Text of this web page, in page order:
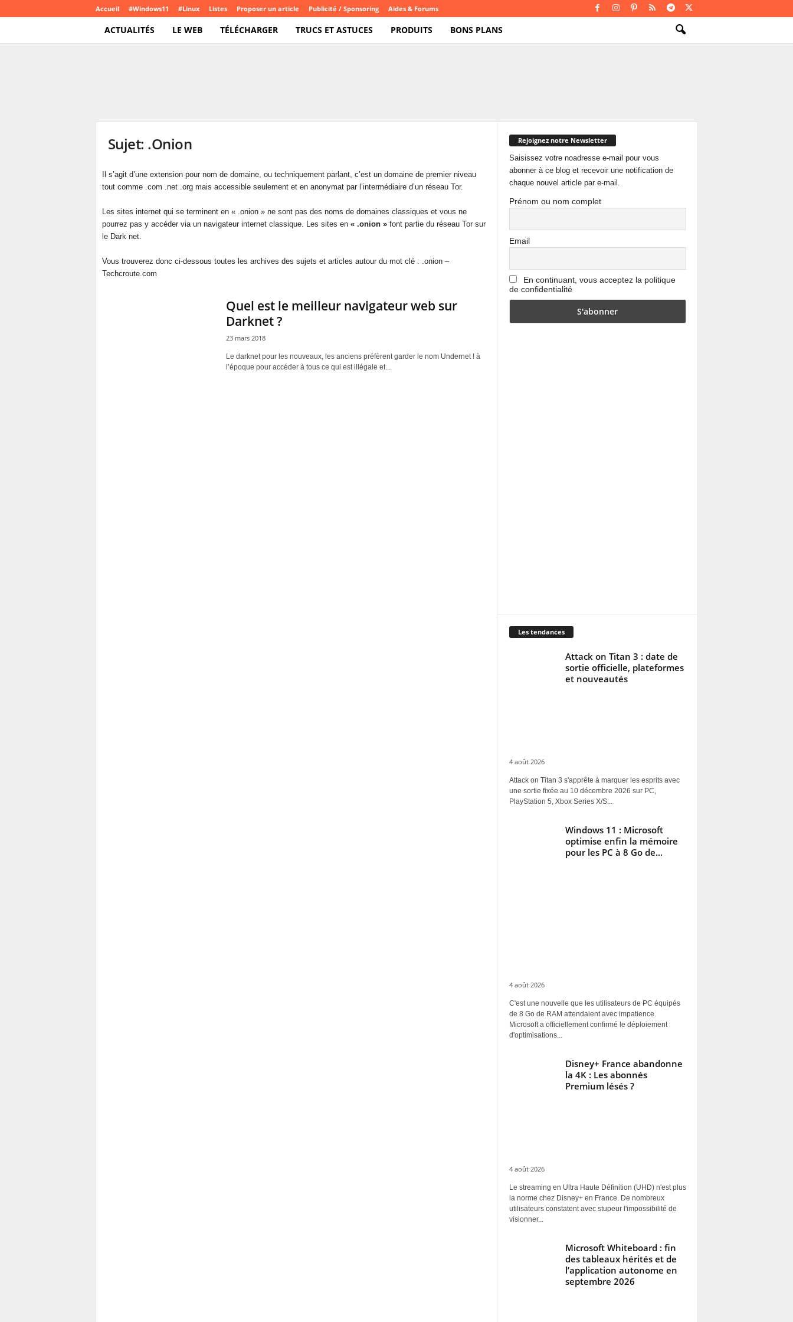
Accueil #Windows11 #Linux Listes Proposer un article Publicité / Sponsoring Aides & Forums
ACTUALITÉS LE WEB TÉLÉCHARGER TRUCS ET ASTUCES PRODUITS BONS PLANS
Sujet: .Onion
Il s’agit d’une extension pour nom de domaine, ou techniquement parlant, c’est un domaine de premier niveau
tout comme .com .net .org mais accessible seulement et en anonymat par l’intermédiaire d’un réseau Tor.
Les sites internet qui se terminent en « .onion » ne sont pas des noms de domaines classiques et vous ne
pourrez pas y accéder via un navigateur internet classique. Les sites en « .onion »font partie du réseau Tor sur
le Dark net.
Vous trouverez donc ci-dessous toutes les archives des sujets et articles autour du mot clé : .onion –
Techcroute.com
Quel est le meilleur navigateur web sur
Darknet ?
23 mars 2018
Le darknet pour les nouveaux, les anciens préfèrent garder le nom Undernet ! à
l’époque pour accéder à tous ce qui est illégale et...
Rejoignez notre Newsletter
Saisissez votre noadresse e-mail pour vous
abonner à ce blog et recevoir une notification de
chaque nouvel article par e-mail.
Prénom ou nom complet
Email
En continuant, vous acceptez la politique
de confidentialité
Les tendances
Attack on Titan 3 : date de
sortie officielle, plateformes
et nouveautés
4 août 2026
Attack on Titan 3 s'apprête à marquer les esprits avec
une sortie fixée au 10 décembre 2026 sur PC,
PlayStation 5, Xbox Series X/S...
Windows 11 : Microsoft
optimise enfin la mémoire
pour les PC à 8 Go de...
4 août 2026
C'est une nouvelle que les utilisateurs de PC équipés
de 8 Go de RAM attendaient avec impatience.
Microsoft a officiellement confirmé le déploiement
d'optimisations...
Disney+ France abandonne
la 4K : Les abonnés
Premium lésés ?
4 août 2026
Le streaming en Ultra Haute Définition (UHD) n'est plus
la norme chez Disney+ en France. De nombreux
utilisateurs constatent avec stupeur l'impossibilité de
visionner...
Microsoft Whiteboard : fin
des tableaux hérités et de
l’application autonome en
septembre 2026